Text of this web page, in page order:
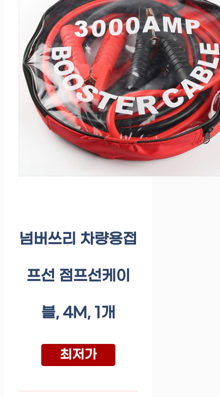
넘버쓰리 차량용접
프선 점프선케이
블, 4M, 1개
최저가